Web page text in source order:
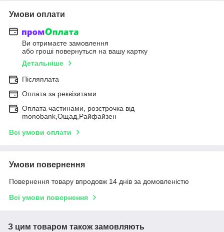
Умови оплати
Ви отримаєте замовлення
або гроші повернуться на вашу картку
Детальніше
Післяплата
Оплата за реквізитами
Оплата частинами, розстрочка від
monobank,Ощад,Райфайзен
Всі умови оплати
Умови повернення
Повернення товару впродовж 14 днів за домовленістю
Всі умови повернення
З цим товаром також замовляють